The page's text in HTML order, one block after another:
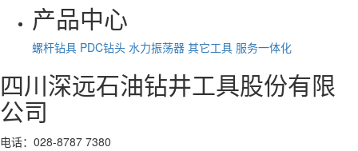
产品中心
螺杆钻具 PDC钻头 水力振荡器 其它工具 服务一体化
四川深远石油钻井工具股份有限
公司
电话：028-8787 7380